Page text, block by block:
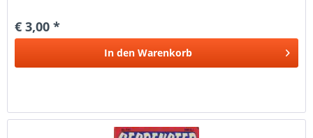
€ 3,00 *
In den Warenkorb